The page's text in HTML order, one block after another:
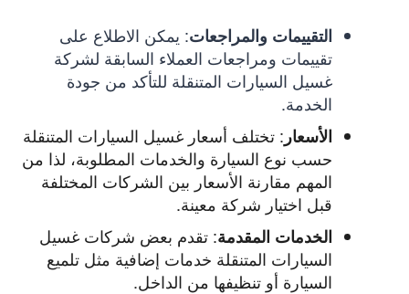
التقييمات والمراجعات: يمكن الاطلاع على
تقييمات ومراجعات العملاء السابقة لشركة
غسيل السيارات المتنقلة للتأكد من جودة
الخدمة.
الأسعار : تختلف أسعار غسيل السيارات المتنقلة
حسب نوع السيارة والخدمات المطلوبة، لذا من
المهم مقارنة الأسعار بين الشركات المختلفة
قبل اختيار شركة معينة.
الخدمات المقدمة: تقدم بعض شركات غسيل
السيارات المتنقلة خدمات إضافية مثل تلميع
السيارة أو تنظيفها من الداخل.